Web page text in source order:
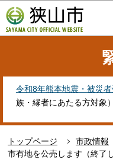
の
ペ
す
令和8年熊本地震・被災
族・縁者にあたる方対象）
トップページ 市政情報
市有地を公売します（終了